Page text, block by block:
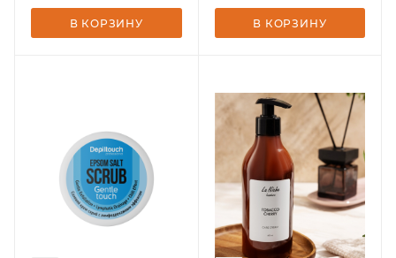
В КОРЗИНУ В КОРЗИНУ